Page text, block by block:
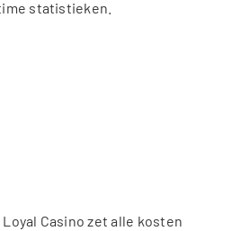
statistieken.
Casino zet alle kosten